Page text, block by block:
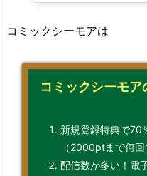
コミックシーモアは
コミックシーモア
新規登録特典で70
（2000ptまで何回
配信数が多い！電